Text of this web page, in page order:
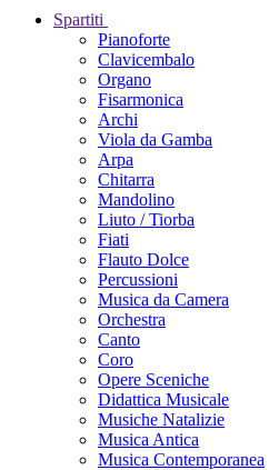
Spartiti
Pianoforte
Clavicembalo
Organo
Fisarmonica
Archi
Viola da Gamba
Arpa
Chitarra
Mandolino
Liuto / Tiorba
Fiati
Flauto Dolce
Percussioni
Musica da Camera
Orchestra
Canto
Coro
Opere Sceniche
Didattica Musicale
Musiche Natalizie
Musica Antica
Musica Contemporanea